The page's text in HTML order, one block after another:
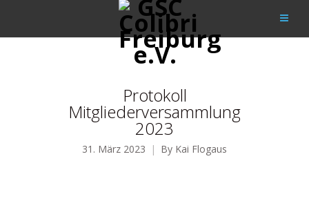
Protokoll
Mitgliederversammlung
2023
31. März 2023 By Kai Flogaus